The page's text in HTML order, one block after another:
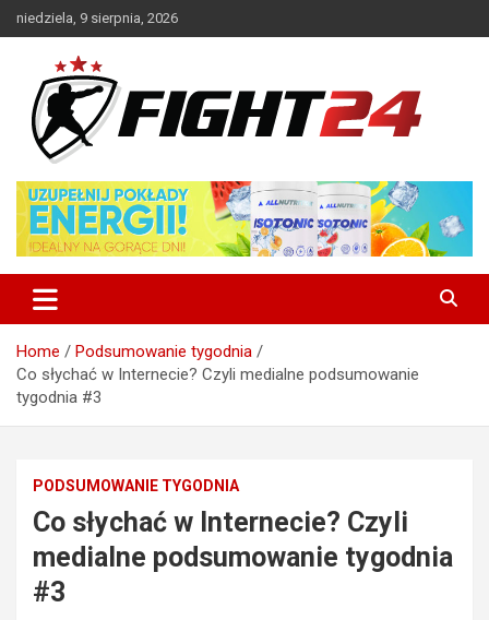
Skip
to
niedziela, 9 sierpnia, 2026
FIGHT24.PL – MMA i K-1, UFC
Home
Podsumowanie tygodnia
Co słychać w Internecie? Czyli medialne podsumowanie
tygodnia #3
PODSUMOWANIE TYGODNIA
Co słychać w Internecie? Czyli
medialne podsumowanie tygodnia
#3